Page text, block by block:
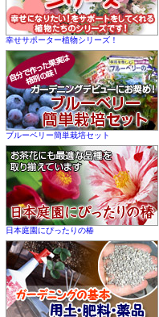
幸せサポーター植物シリーズ！
ブルーベリー簡単栽培セット
日本庭園にぴったりの椿